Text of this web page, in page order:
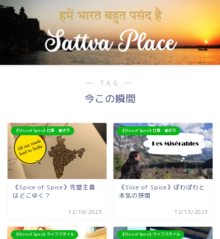
― TAG ―
今この瞬間
《Slice of Spice》仕事・働き方
《Spice of Spice》完璧主義
はどこゆく？
12/19/2023
《Slice of Spice》仕事・働き方
《Slice of Spice》ぽわぽわと
本気の狭間
12/13/2023
《Slice of Spice》ライフスタイル 《Slice of Spice》ライフスタイル